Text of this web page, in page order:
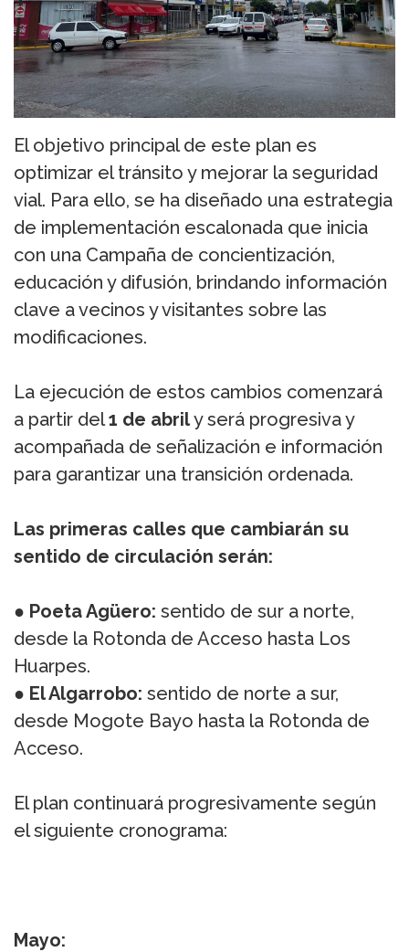
El objetivo principal de este plan es
optimizar el tránsito y mejorar la seguridad
vial. Para ello, se ha diseñado una estrategia
de implementación escalonada que inicia
con una Campaña de concientización,
educación y difusión, brindando información
clave a vecinos y visitantes sobre las
modificaciones.
La ejecución de estos cambios comenzará
a partir del1 de abrily será progresiva y
acompañada de señalización e información
para garantizar una transición ordenada.
Las primeras calles que cambiarán su
sentido de circulación serán:
● Poeta Agüero: sentido de sur a norte,
desde la Rotonda de Acceso hasta Los
Huarpes.
● El Algarrobo: sentido de norte a sur,
desde Mogote Bayo hasta la Rotonda de
Acceso.
El plan continuará progresivamente según
el siguiente cronograma:
Mayo: